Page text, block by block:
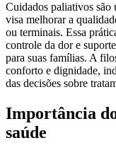
Cuidados paliativos são
visa melhorar a
ou terminais. Essa
controle da dor e
para suas famílias. A
conforto e dignidade,
das decisões sobre
Importância
saúde